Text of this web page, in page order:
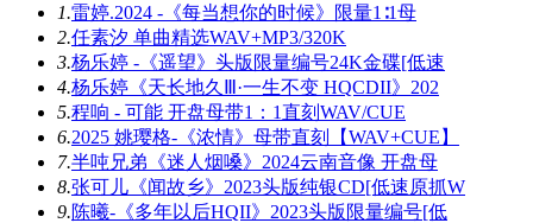
1.雷婷.2024 -《每当想你的时候》限量1∶1母
2.任素汐 单曲精选WAV+MP3/320K
3.杨乐婷 -《遥望》头版限量编号24K金碟[低速
4.杨乐婷《天长地久Ⅲ·一生不变 HQCDII》202
5.程响 - 可能 开盘母带1：1直刻WAV/CUE
6.2025 姚璎格-《浓情》母带直刻【WAV+CUE】
7.半吨兄弟《迷人烟嗓》2024云南音像 开盘母
8.张可儿《闻故乡》2023头版纯银CD[低速原抓W
9.陈曦-《多年以后HQII》2023头版限量编号[低